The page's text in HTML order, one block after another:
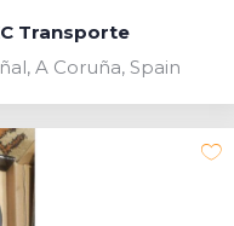
Transporte
A Coruña, Spain